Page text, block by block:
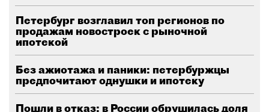
Петербург возглавил топ регионов по
продажам новостроек с рыночной
ипотекой
Без ажиотажа и паники: петербуржцы
предпочитают однушки и ипотеку
Пошли в отказ: в России обрушилась доля